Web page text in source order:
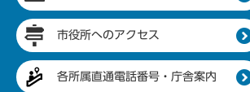
市役所へのアクセス
各所属直通電話番号・庁舎案内